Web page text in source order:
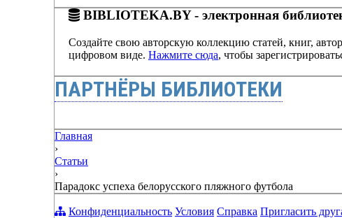
BIBLIOTEKA.BY - электронная
Создайте свою авторскую коллекцию статей, книг,
цифровом виде. Нажмите сюда, чтобы
ПАРТНЁРЫ БИБЛИОТЕКИ
Главная
›
Статьи
›
Парадокс успеха белорусского пляжного футбола
Конфиденциальность Условия Справка Пригласить